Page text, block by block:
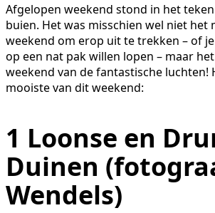
Afgelopen weekend stond in het
buien. Het was misschien wel niet het
weekend om erop uit te trekken – of
op een nat pak willen lopen – maar
weekend van de fantastische luchten!
mooiste van dit weekend:
1 Loonse en
Duinen
Wendels)